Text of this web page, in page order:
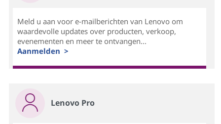
Meld u aan voor e-mailberichten van Lenovo om
waardevolle updates over producten, verkoop,
evenementen en meer te ontvangen...
Aanmelden >
Lenovo Pro